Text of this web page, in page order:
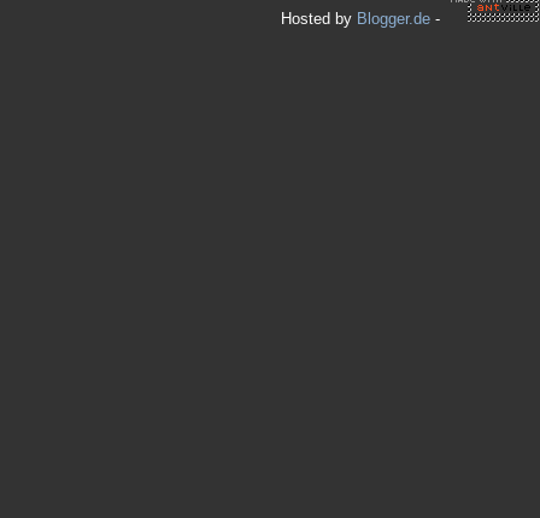
Hosted by Blogger.de-